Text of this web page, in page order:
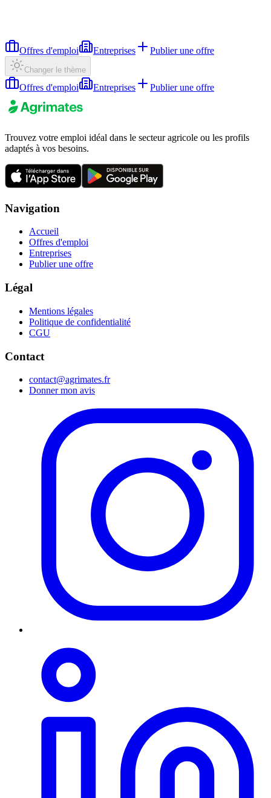
Offres d'emploi Entreprises Publier une offre
Changer le thème
Offres d'emploi Entreprises Publier une offre
Trouvez votre emploi idéal dans le secteur agricole ou les profils
adaptés à vos besoins.
Navigation
Accueil
Offres d'emploi
Entreprises
Publier une offre
Légal
Mentions légales
Politique de confidentialité
CGU
Contact
contact@agrimates.fr
Donner mon avis